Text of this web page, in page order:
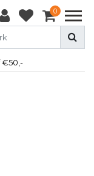
0
€50,-